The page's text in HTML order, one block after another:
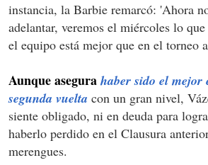
instancia, la Barbie remarcó: 'Ahora
adelantar, veremos el miércoles lo
el equipo está mejor que en el torneo
Aunque asegura haber sido el mejor
segunda vuelta con un gran nivel,
siente obligado, ni en deuda para
haberlo perdido en el Clausura
merengues.